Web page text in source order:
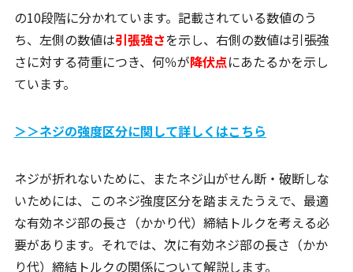
の10段階に分かれています。記載されている数値のう
ち、左側の数値は引張強さを示し、右側の数値は引張強
さに対する荷重につき、何％が降伏点にあたるかを示し
ています。
＞＞ネジの強度区分に関して詳しくはこちら
ネジが折れないために、またネジ山がせん断・破断しな
いためには、このネジ強度区分を踏まえたうえで、最適
な有効ネジ部の長さ（かかり代）締結トルクを考える必
要があります。それでは、次に有効ネジ部の長さ（かか
り代）締結トルクの関係について解説します。